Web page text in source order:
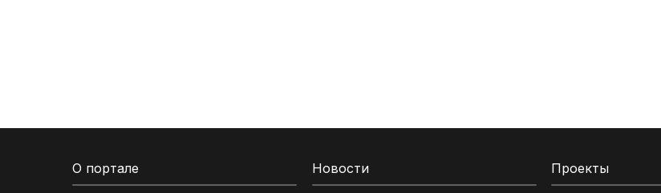
Малайзия
О портале Новости Проекты